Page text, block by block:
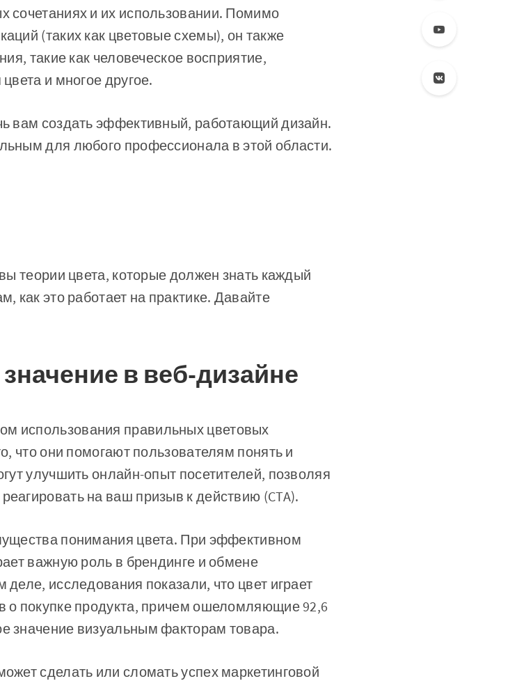
сочетаниях и их использовании. Помимо
(таких как цветовые схемы), он также
такие как человеческое восприятие,
и многое другое.
вам создать эффективный, работающий дизайн.
для любого профессионала в этой области.
теории цвета, которые должен знать каждый
как это работает на практике. Давайте
в веб-дизайне
использования правильных цветовых
что они помогают пользователям понять и
улучшить онлайн-опыт посетителей, позволяя
на ваш призыв к действию (CTA).
понимания цвета. При эффективном
важную роль в брендинге и обмене
исследования показали, что цвет играет
о покупке продукта, причем ошеломляющие 92,6
значение визуальным факторам товара.
сделать или сломать успех маркетинговой